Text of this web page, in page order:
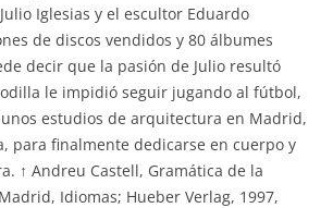
Iglesias y el escultor Eduardo
de discos vendidos y 80 álbumes
decir que la pasión de Julio resultó
le impidió seguir jugando al fútbol,
estudios de arquitectura en Madrid,
para finalmente dedicarse en cuerpo y
↑ Andreu Castell, Gramática de la
Idiomas; Hueber Verlag, 1997,